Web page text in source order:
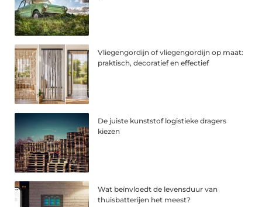
Vliegengordijn of vliegengordijn op maat:
praktisch, decoratief en effectief
De juiste kunststof logistieke dragers
kiezen
Wat beïnvloedt de levensduur van
thuisbatterijen het meest?